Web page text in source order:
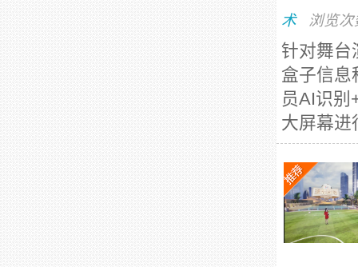
术 浏览
针对舞台
盒子信息
员AI识别
大屏幕进